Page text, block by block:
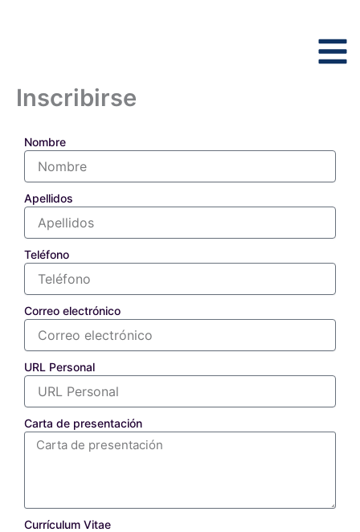
Inscribirse
Nombre
Apellidos
Teléfono
Correo electrónico
URL Personal
Carta de presentación
Currículum Vitae